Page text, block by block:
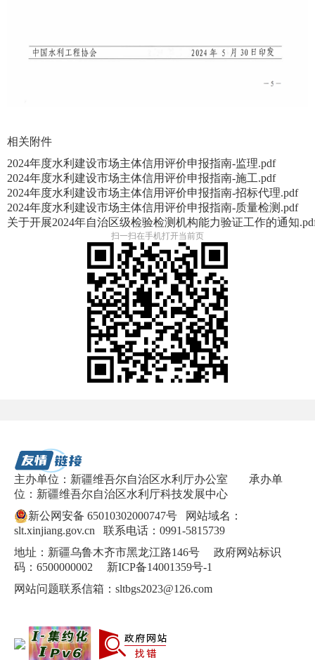
相关附件
2024年度水利建设市场主体信用评价申报指南-监理.pdf
2024年度水利建设市场主体信用评价申报指南-施工.pdf
2024年度水利建设市场主体信用评价申报指南-招标代理.pdf
2024年度水利建设市场主体信用评价申报指南-质量检测.pdf
关于开展2024年自治区级检验检测机构能力验证工作的通知
扫一扫在手机打开当前页
主办单位：新疆维吾尔自治区水利厅办公室
承办单
位：新疆维吾尔自治区水利厅科技发展中心
新公网安备 65010302000747号 网站域名：
slt.xinjiang.gov.cn 联系电话：0991-5815739
地址：新疆乌鲁木齐市黑龙江路146号 政府网站标识
码：6500000002
新ICP备14001359号-1
网站问题联系信箱：sltbgs2023@126.com